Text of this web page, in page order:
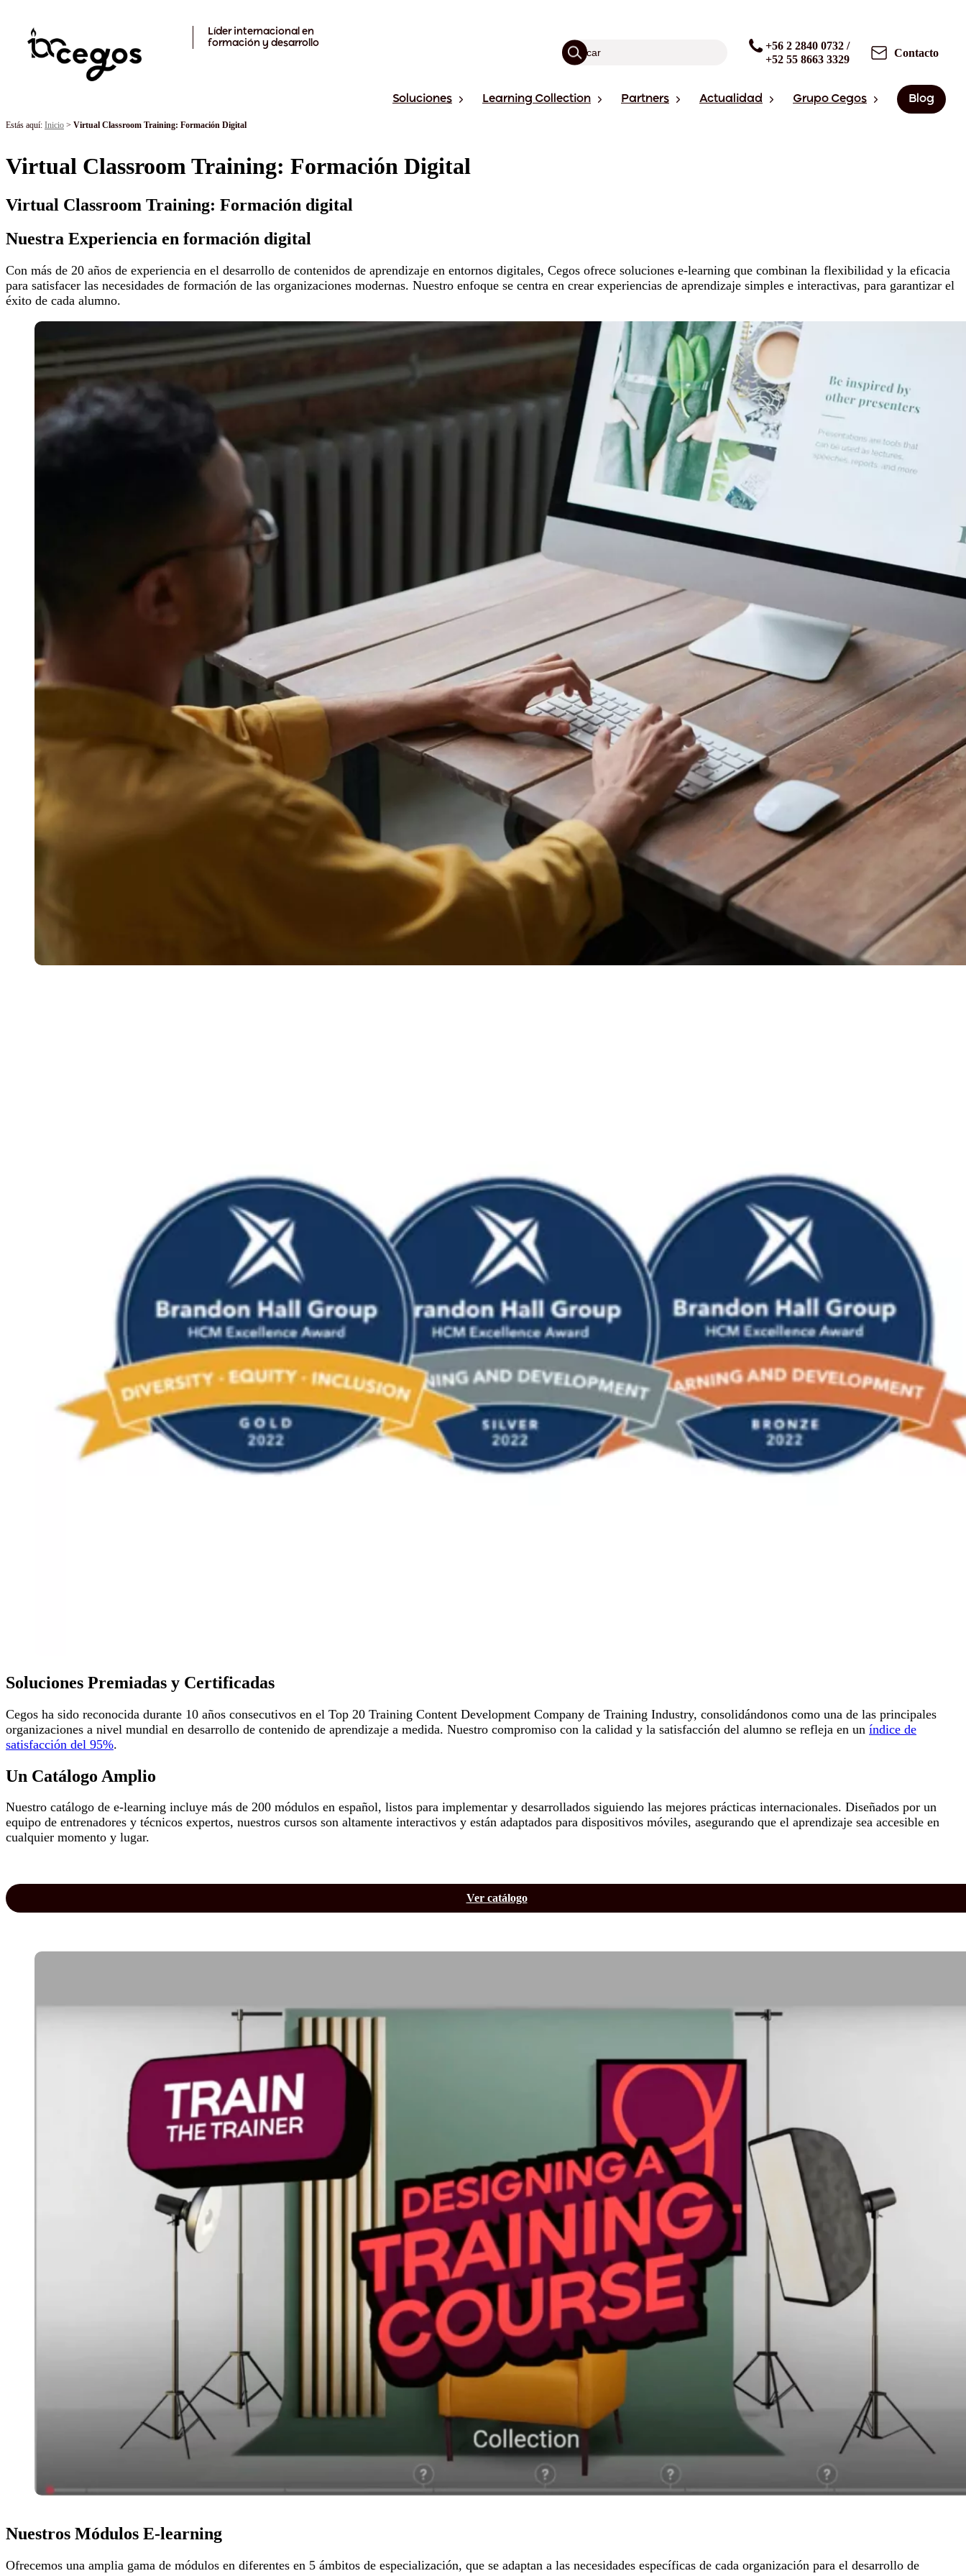
Líder internacional en
formación y desarrollo
+56 2 2840 0732 /
+52 55 8663 3329
Contacto
Soluciones Learning Collection Partners Actualidad Grupo Cegos Blog
Estás aquí: Inicio > Virtual Classroom Training: Formación Digital
Virtual Classroom Training: Formación Digital
Virtual Classroom Training: Formación digital
Nuestra Experiencia en formación digital
Con más de 20 años de experiencia en el desarrollo de contenidos de aprendizaje en entornos digitales, Cegos ofrece soluciones e-learning que combinan la flexibilidad y la eficacia
para satisfacer las necesidades de formación de las organizaciones modernas. Nuestro enfoque se centra en crear experiencias de aprendizaje simples e interactivas, para garantizar el
éxito de cada alumno.
Soluciones Premiadas y Certificadas
Cegos ha sido reconocida durante 10 años consecutivos en el Top 20 Training Content Development Company de Training Industry, consolidándonos como una de las principales
organizaciones a nivel mundial en desarrollo de contenido de aprendizaje a medida. Nuestro compromiso con la calidad y la satisfacción del alumno se refleja en un índice de
satisfacción del 95%.
Un Catálogo Amplio
Nuestro catálogo de e-learning incluye más de 200 módulos en español, listos para implementar y desarrollados siguiendo las mejores prácticas internacionales. Diseñados por un
equipo de entrenadores y técnicos expertos, nuestros cursos son altamente interactivos y están adaptados para dispositivos móviles, asegurando que el aprendizaje sea accesible en
cualquier momento y lugar.
Ver catálogo
Nuestros Módulos E-learning
Ofrecemos una amplia gama de módulos en diferentes en 5 ámbitos de especialización, que se adaptan a las necesidades específicas de cada organización para el desarrollo de